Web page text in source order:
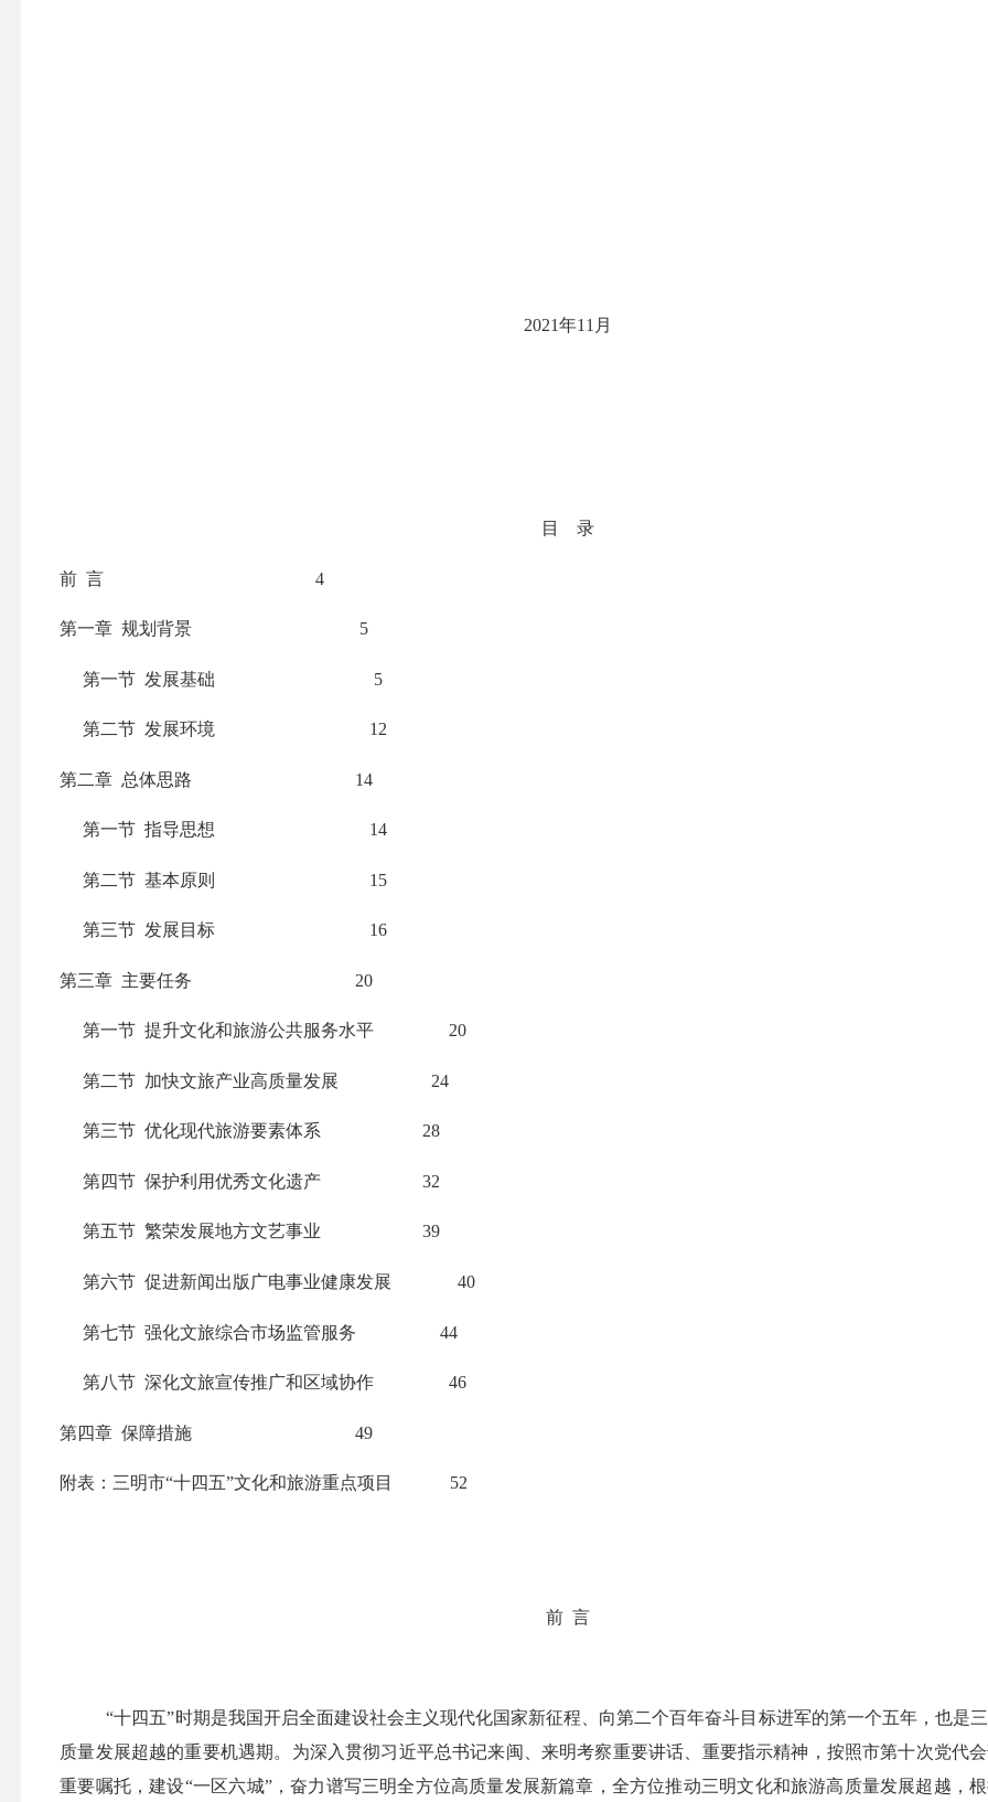
2021年11 月
目 录
前 言 4
第一章 规划背景 5
第一节 发展基础 5
第二节 发展环境 12
第二章 总体思路 14
第一节 指导思想 14
第二节 基本原则 15
第三节 发展目标 16
第三章 主要任务 20
第一节 提升文化和旅游公共服务水平 20
第二节 加快文旅产业高质量发展 24
第三节 优化现代旅游要素体系 28
第四节 保护利用优秀文化遗产 32
第五节 繁荣发展地方文艺事业 39
第六节 促进新闻出版广电事业健康发展 40
第七节 强化文旅综合市场监管服务 44
第八节 深化文旅宣传推广和区域协作 46
第四章 保障措施 49
附表：三明市“十四五”文化和旅游重点项目 52
前 言
“十四五”时期是我国开启全面建设社会主义现代化国家新征程、向第二个百年奋斗目标进军的第一个五年，也是
质量发展超越的重要机遇期。为深入贯彻习近平总书记来闽、来明考察重要讲话、重要指示精神，按照市第十次党代
重要嘱托，建设“一区六城”，奋力谱写三明全方位高质量发展新篇章，全方位推动三明文化和旅游高质量发展超越，